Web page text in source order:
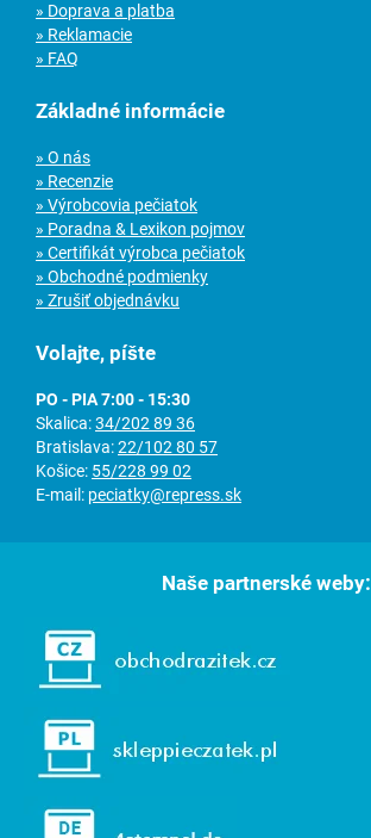
» Doprava a platba
» Reklamacie
» FAQ
Základné informácie
» O nás
» Recenzie
» Výrobcovia pečiatok
» Poradna & Lexikon pojmov
» Certifikát výrobca pečiatok
» Obchodné podmienky
» Zrušiť objednávku
Volajte, píšte
PO - PIA 7:00 - 15:30
Skalica:34/202 89 36
Bratislava:22/102 80 57
Košice: 55/228 99 02
E-mail: peciatky@repress.sk
Naše partnerské weby: